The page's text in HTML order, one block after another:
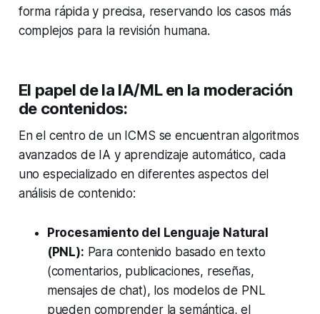
forma rápida y precisa, reservando los casos más
complejos para la revisión humana.
El papel de la IA/ML en la moderación
de contenidos:
En el centro de un ICMS se encuentran algoritmos
avanzados de IA y aprendizaje automático, cada
uno especializado en diferentes aspectos del
análisis de contenido:
Procesamiento del Lenguaje Natural
(PNL): Para contenido basado en texto
(comentarios, publicaciones, reseñas,
mensajes de chat), los modelos de PNL
pueden comprender la semántica, el